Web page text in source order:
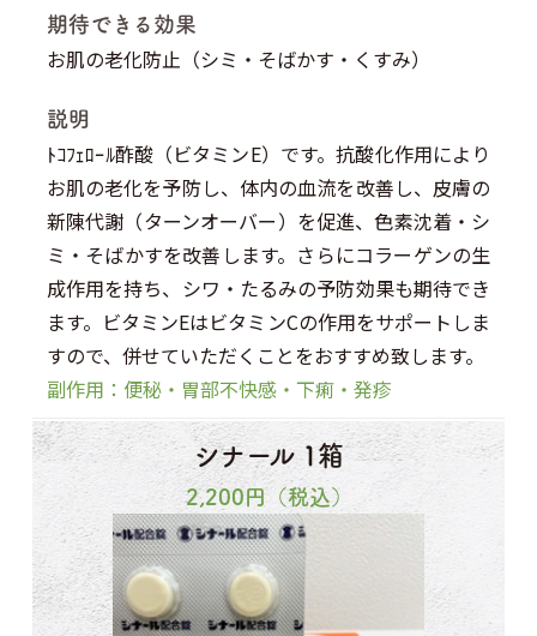
期待できる効果
お肌の老化防止（シミ・そばかす・くすみ）
説明
ﾄｺﾌｪﾛｰﾙ酢酸（ビタミンE）です。抗酸化作用により
お肌の老化を予防し、体内の血流を改善し、皮膚の
新陳代謝（ターンオーバー）を促進、色素沈着・シ
ミ・そばかすを改善します。さらにコラーゲンの生
成作用を持ち、シワ・たるみの予防効果も期待でき
ます。ビタミンEはビタミンCの作用をサポートしま
すので、併せていただくことをおすすめ致します。
副作用：便秘・胃部不快感・下痢・発疹
シナール 1箱
2,200円（税込）